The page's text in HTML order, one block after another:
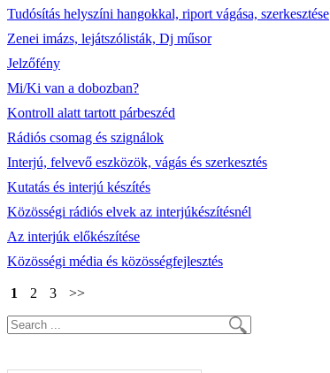
Tudósítás helyszíni hangokkal, riport vágása, szerkesztése
Zenei imázs, lejátszólisták, Dj műsor
Jelzőfény
Mi/Ki van a dobozban?
Kontroll alatt tartott párbeszéd
Rádiós csomag és szignálok
Interjú, felvevő eszközök, vágás és szerkesztés
Kutatás és interjú készítés
Közösségi rádiós elvek az interjúkészítésnél
Az interjúk előkészítése
Közösségi média és közösségfejlesztés
1 2 3 >>